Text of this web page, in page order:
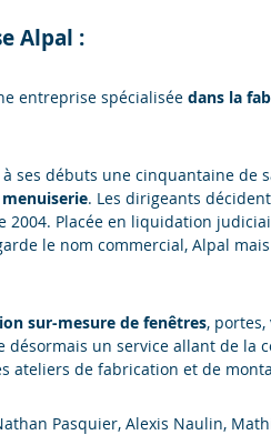
Alpal :
entreprise spécialisée dans la
ses débuts une cinquantaine de
. Les dirigeants
2004. Placée en liquidation
le nom commercial, Alpal
sur-mesure de fenêtres,
désormais un service allant de la
ateliers de fabrication et de
Pasquier, Alexis Naulin,